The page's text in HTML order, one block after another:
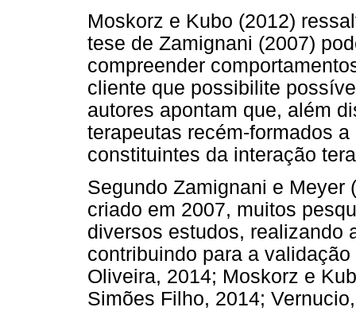
Moskorz e Kubo (2012)
tese de Zamignani (2007)
compreender
cliente que possibilite
autores apontam que, além
terapeutas recém-formados
constituintes da interação
Segundo Zamignani e Meyer
criado em 2007, muitos
diversos estudos, realizando
contribuindo para a
Oliveira, 2014; Moskorz e
Simões Filho, 2014;